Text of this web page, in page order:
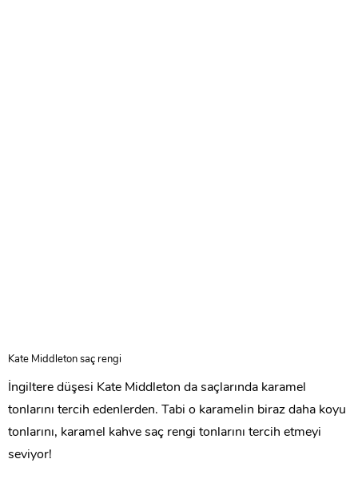
Kate Middleton saç rengi
İngiltere düşesi Kate Middleton da saçlarında karamel
tonlarını tercih edenlerden. Tabi o karamelin biraz daha koyu
tonlarını, karamel kahve saç rengi tonlarını tercih etmeyi
seviyor!